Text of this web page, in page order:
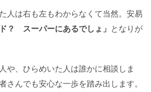
人は右も左もわからなくて当然。安易
？ スーパーにあるでしょ」
となりが
や、ひらめいた人は誰かに相談しま
さんでも安心な一歩を踏み出します。